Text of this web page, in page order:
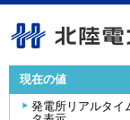
現在の値
発電所リアルタイ